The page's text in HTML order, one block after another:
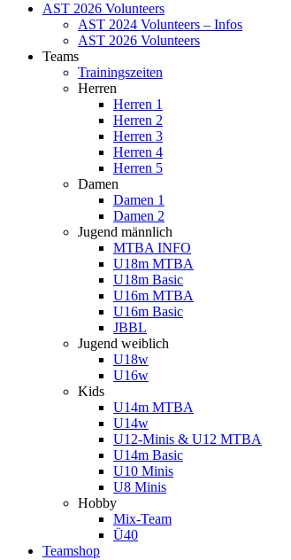
AST 2026 Volunteers
AST 2024 Volunteers – Infos
AST 2026 Volunteers
Teams
Trainingszeiten
Herren
Herren 1
Herren 2
Herren 3
Herren 4
Herren 5
Damen
Damen 1
Damen 2
Jugend männlich
MTBA INFO
U18m MTBA
U18m Basic
U16m MTBA
U16m Basic
JBBL
Jugend weiblich
U18w
U16w
Kids
U14m MTBA
U14w
U12-Minis & U12 MTBA
U14m Basic
U10 Minis
U8 Minis
Hobby
Mix-Team
Ü40
Teamshop